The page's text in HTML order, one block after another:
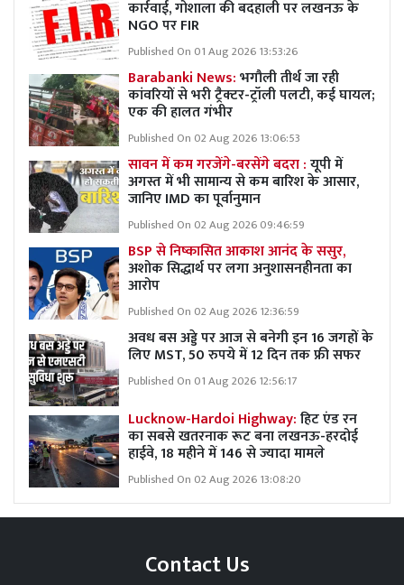
कार्रवाई, गोशाला की बदहाली पर लखनऊ के
NGO पर FIR
Published On 01 Aug 2026 13:53:26
Barabanki News:भगौली तीर्थ जा रही
कांवरियों से भरी ट्रैक्टर-ट्रॉली पलटी, कई घायल;
एक की हालत गंभीर
Published On 02 Aug 2026 13:06:53
सावन में कम गरजेंगे-बरसेंगे बदरा :यूपी में
अगस्त में भी सामान्य से कम बारिश के आसार,
जानिए IMD का पूर्वानुमान
Published On 02 Aug 2026 09:46:59
BSP से निष्कासित आकाश आनंद के ससुर,
अशोक सिद्धार्थ पर लगा अनुशासनहीनता का
आरोप
Published On 02 Aug 2026 12:36:59
अवध बस अड्डे पर आज से बनेगी इन 16 जगहों के
लिए MST, 50 रुपये में 12 दिन तक फ्री सफर
Published On 01 Aug 2026 12:56:17
Lucknow-Hardoi Highway:हिट एंड रन
का सबसे खतरनाक रूट बना लखनऊ-हरदोई
हाईवे, 18 महीने में 146 से ज्यादा मामले
Published On 02 Aug 2026 13:08:20
Contact Us